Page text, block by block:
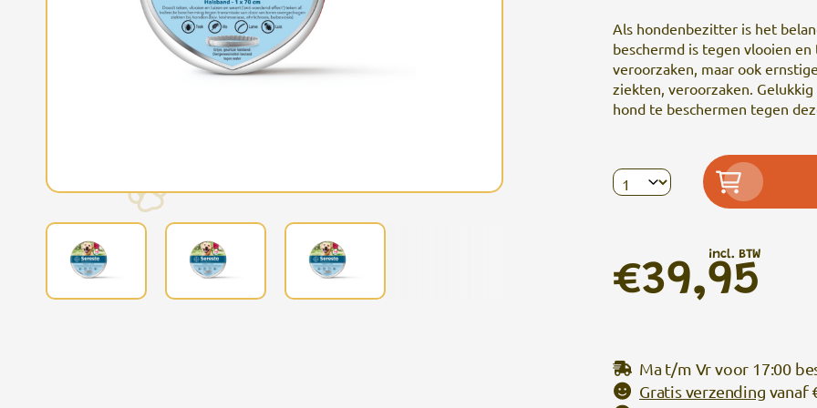
Als hondenbezitter is het
beschermd is tegen vlooien
veroorzaken, maar ook
ziekten, veroorzaken.
hond te beschermen tegen
€39,95
incl. BTW
Ma t/m Vr voor 17:00
Gratis verzending vanaf